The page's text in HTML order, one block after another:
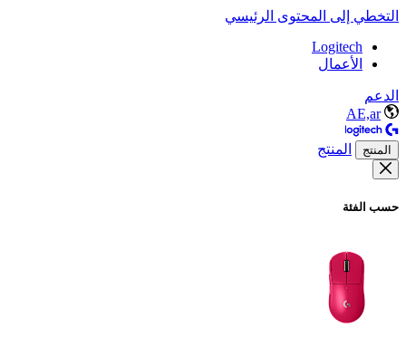
التخطي إلى المحتوى الرئيسي
Logitech
الأعمال
الدعم
AE,ar
المنتج المنتج
حسب الفئة